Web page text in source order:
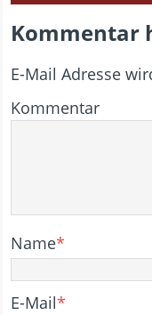
Kommentar
E-Mail Adresse
Kommentar
Name*
E-Mail*